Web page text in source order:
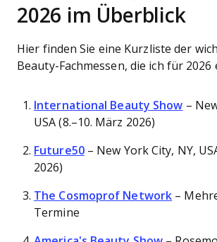
2026 im Überblick
Hier finden Sie eine Kurzliste der
Beauty-Fachmessen, die ich für 2026
International Beauty Show –
USA (8.–10. März 2026)
Future50– New York City, NY,
2026)
The Cosmoprof Network –
Termine